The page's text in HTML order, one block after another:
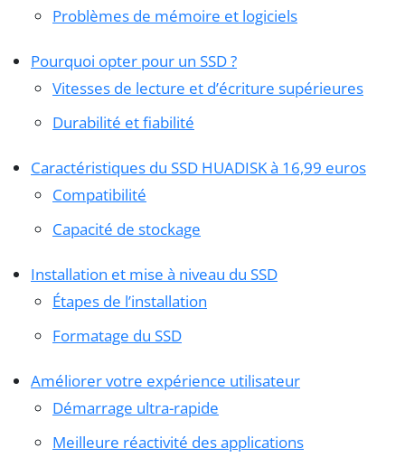
Problèmes de mémoire et logiciels
Pourquoi opter pour un SSD ?
Vitesses de lecture et d’écriture supérieures
Durabilité et fiabilité
Caractéristiques du SSD HUADISK à 16,99 euros
Compatibilité
Capacité de stockage
Installation et mise à niveau du SSD
Étapes de l’installation
Formatage du SSD
Améliorer votre expérience utilisateur
Démarrage ultra-rapide
Meilleure réactivité des applications